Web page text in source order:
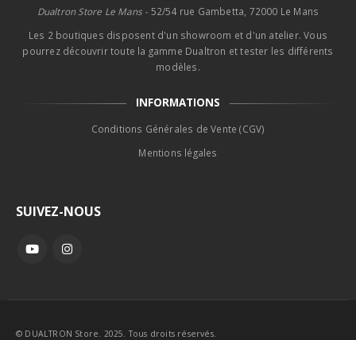
Dualtron Store Le Mans - 52/54 rue Gambetta, 72000 Le Mans
Les 2 boutiques disposent d'un showroom et d'un atelier. Vous
pourrez découvrir toute la gamme Dualtron et tester les différents
modèles.
INFORMATIONS
Conditions Générales de Vente (CGV)
Mentions légales
SUIVEZ-NOUS
© DUALTRON Store. 2025. Tous droits réservés.